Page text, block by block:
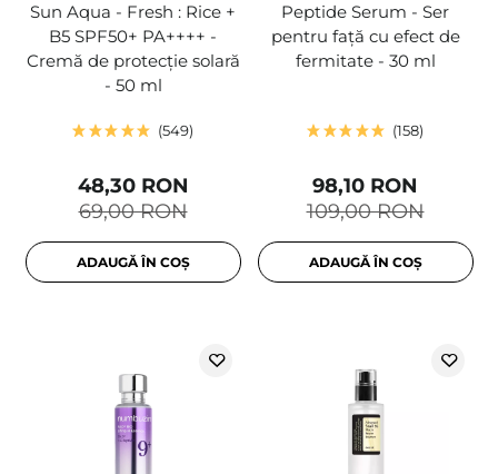
Sun Aqua - Fresh : Rice +
B5 SPF50+ PA++++ -
Cremă de protecție solară
- 50 ml
549
69,00 RON
48,30 RON
ADAUGĂ ÎN COȘ
Peptide Serum - Ser
pentru față cu efect de
fermitate - 30 ml
158
109,00 RON
98,10 RON
ADAUGĂ ÎN COȘ